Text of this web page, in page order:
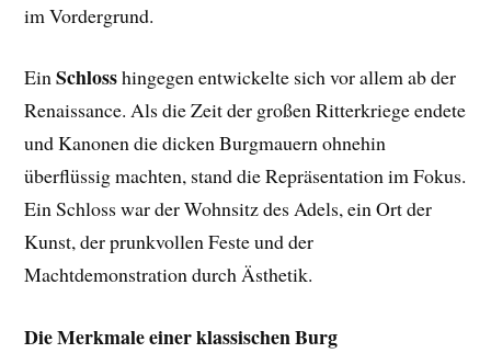
im Vordergrund.
EinSchlosshingegen entwickelte sich vor allem ab der
Renaissance. Als die Zeit der großen Ritterkriege endete
und Kanonen die dicken Burgmauern ohnehin
überflüssig machten, stand die Repräsentation im Fokus.
Ein Schloss war der Wohnsitz des Adels, ein Ort der
Kunst, der prunkvollen Feste und der
Machtdemonstration durch Ästhetik.
Die Merkmale einer klassischen Burg